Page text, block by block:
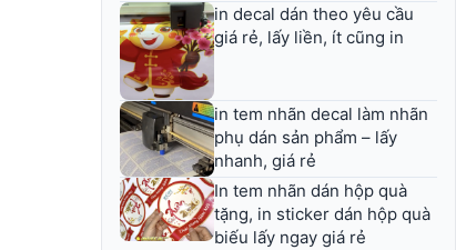
in decal dán theo yêu cầu
giá rẻ, lấy liền, ít cũng in
in tem nhãn decal làm nhãn
phụ dán sản phẩm – lấy
nhanh, giá rẻ
In tem nhãn dán hộp quà
tặng, in sticker dán hộp quà
biếu lấy ngay giá rẻ